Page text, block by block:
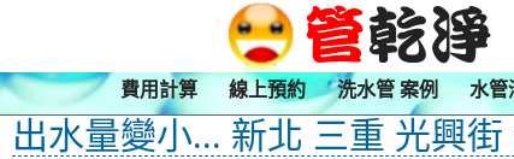
費用計算 線上預約 洗水管 案例 水管
出水量變小... 新北 三重 光興